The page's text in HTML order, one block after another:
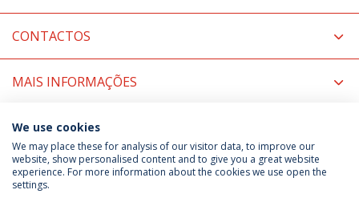
CONTACTOS
MAIS INFORMAÇÕES
COORDENAÇÃO
Política de Privacidade
Termos & Condições
We use cookies
We may place these for analysis of our visitor data, to improve our
website, show personalised content and to give you a great website
experience. For more information about the cookies we use open the
settings.